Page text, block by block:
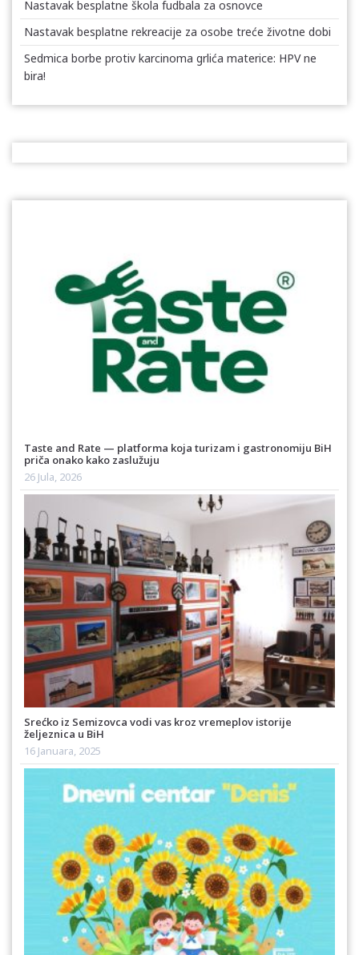
Nastavak besplatne škola fudbala za osnovce
Nastavak besplatne rekreacije za osobe treće životne dobi
Sedmica borbe protiv karcinoma grlića materice: HPV ne
bira!
Taste and Rate — platforma koja turizam i gastronomiju BiH
priča onako kako zaslužuju
26 Jula, 2026
Srećko iz Semizovca vodi vas kroz vremeplov istorije
željeznica u BiH
16 Januara, 2025